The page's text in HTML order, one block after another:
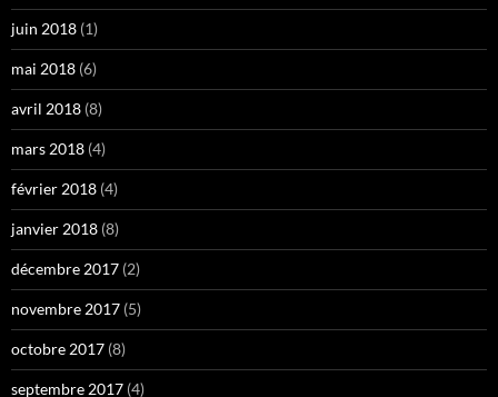
juin 2018 (1)
mai 2018 (6)
avril 2018 (8)
mars 2018 (4)
février 2018 (4)
janvier 2018 (8)
décembre 2017 (2)
novembre 2017 (5)
octobre 2017 (8)
septembre 2017 (4)